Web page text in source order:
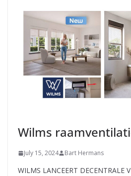
Wilms
July 15, 2024 Bart Hermans
WILMS LANCEERT DECENTRALE